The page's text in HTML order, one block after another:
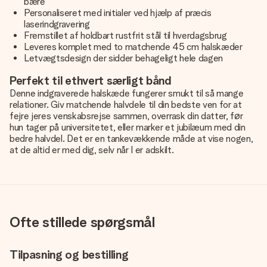
Personaliseret med initialer ved hjælp af præcis
laserindgravering
Fremstillet af holdbart rustfrit stål til hverdagsbrug
Leveres komplet med to matchende 45 cm halskæder
Letvægtsdesign der sidder behageligt hele dagen
Perfekt til ethvert særligt bånd
Denne indgraverede halskæde fungerer smukt til så mange
relationer. Giv matchende halvdele til din bedste ven for at
fejre jeres venskabsrejse sammen, overrask din datter, før
hun tager på universitetet, eller marker et jubilæum med din
bedre halvdel. Det er en tankevækkende måde at vise nogen,
at de altid er med dig, selv når I er adskilt.
Ofte stillede spørgsmål
Tilpasning og bestilling